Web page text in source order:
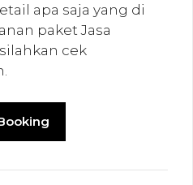
apa saja yang di
paket Jasa
cek